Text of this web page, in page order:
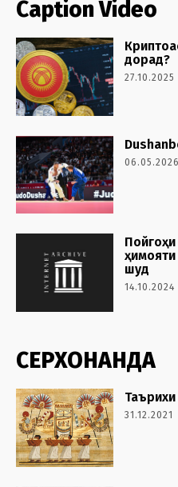
Caption Video
дорад?
27.10.2025
06.05.2026
шуд
14.10.2024
СЕРХОНАНДА
31.12.2021